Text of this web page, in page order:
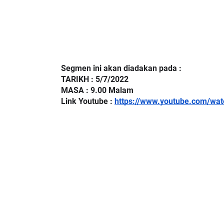
Segmen ini akan diadakan pada :
TARIKH : 5/7/2022
MASA : 9.00 Malam
Link Youtube : https://www.youtube.com/